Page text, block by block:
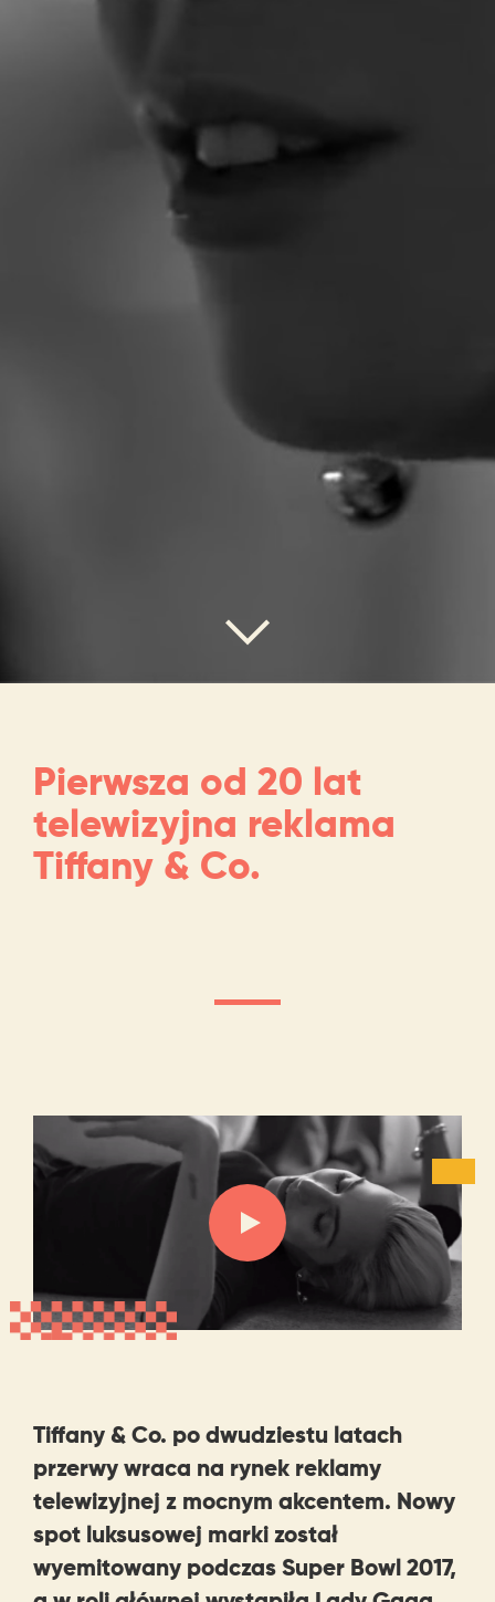
Pierwsza od 20 lat
telewizyjna reklama
Tiffany & Co.
Tiffany & Co. po dwudziestu latach
przerwy wraca na rynek reklamy
telewizyjnej z mocnym akcentem. Nowy
spot luksusowej marki został
wyemitowany podczas Super Bowl 2017,